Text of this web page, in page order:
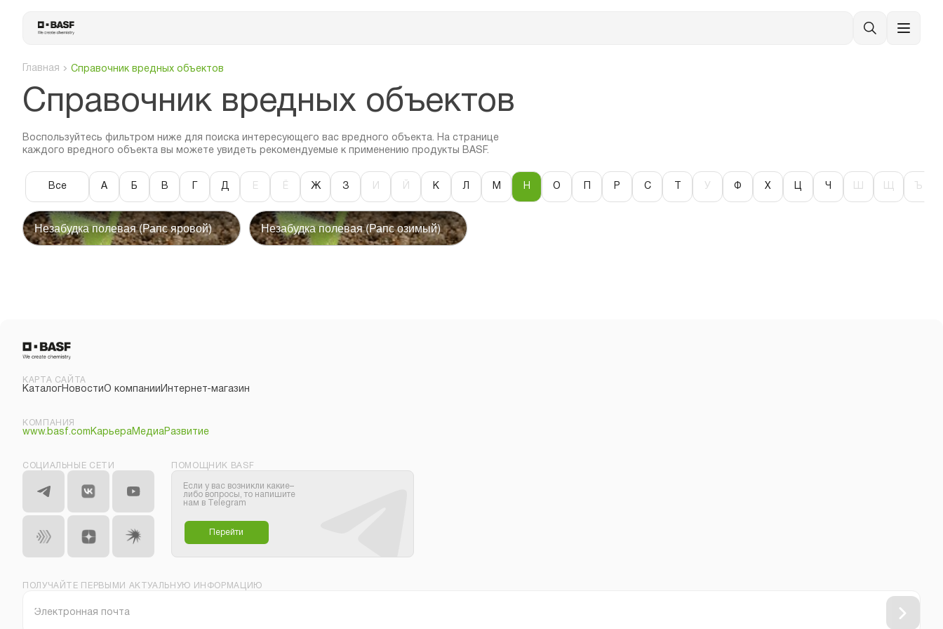
Главная Справочник вредных объектов
Cправочник вредных объектов
Воспользуйтесь фильтром ниже для поиска интересующего вас вредного объекта. На странице
каждого вредного объекта вы можете увидеть рекомендуемые к применению продукты BASF.
Все А Б В Д Е Ё Ж З И Й К Л М Н О Р С У Ф Х Ц Ч Ш Щ Ъ
Незабудка полевая (Рапс яровой) Незабудка полевая (Рапс озимый)
КАРТА САЙТА
КаталогНовостиО компании Интернет-магазин
КОМПАНИЯ
www.basf.com КарьераМедиаРазвитие
СОЦИАЛЬНЫЕ СЕТИ ПОМОЩНИК BASF
Если у вас возникли какие–
либо вопросы, то напишите
нам в Telegram
Перейти
ПОЛУЧАЙТЕ ПЕРВЫМИ АКТУАЛЬНУЮ ИНФОРМАЦИЮ